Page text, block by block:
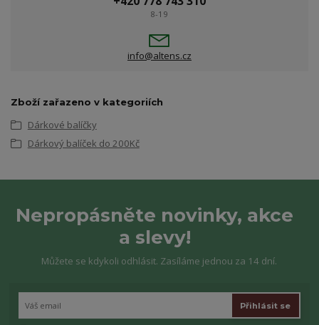
8-19
info@altens.cz
Zboží zařazeno v kategoriích
Dárkové balíčky
Dárkový balíček do 200Kč
Nepropásněte novinky, akce
a slevy!
Můžete se kdykoli odhlásit. Zasíláme jednou za 14 dní.
Přihlásit se